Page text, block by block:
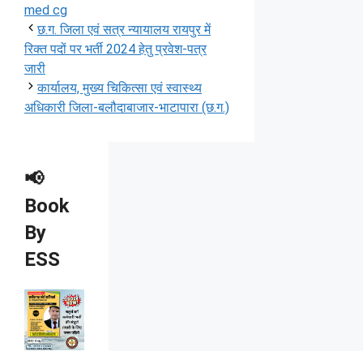
med cg
छ.ग. जिला एवं सत्र न्यायालय रायपुर में
रिक्त पदों पर भर्ती 2024 हेतु प्रवेश-पत्र
जारी
कार्यालय, मुख्य चिकित्सा एवं स्वास्थ्य
अधिकारी जिला-बलौदाबाजार-भाटापारा (छ.ग.)
📢
Book
By
ESS